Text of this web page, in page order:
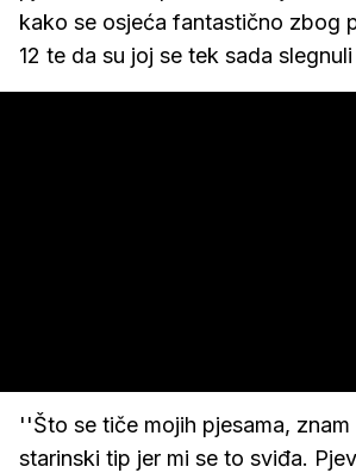
kako se osjeća fantastično zbog
12 te da su joj se tek sada
''Što se tiče mojih pjesama, znam
starinski tip jer mi se to sviđa.